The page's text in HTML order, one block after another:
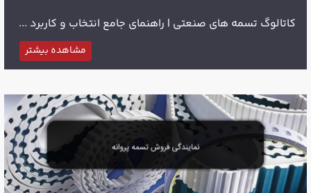
کاتالوگ تسمه های صنعتی | راهنمای جامع انتخاب و کاربرد ...
مشاهده بیشتر